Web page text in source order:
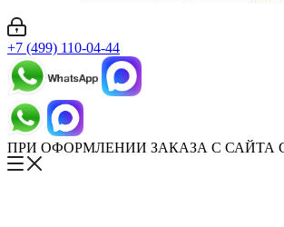
+7 (499) 110-04-44
ПРИ ОФОРМЛЕНИИ ЗАКАЗА С САЙТА